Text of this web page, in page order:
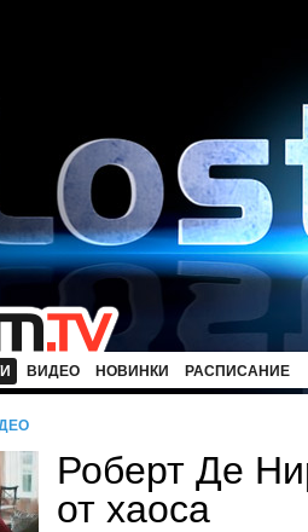
ВИДЕО НОВИНКИ РАСПИСАНИЕ
Роберт Де
от хаоса